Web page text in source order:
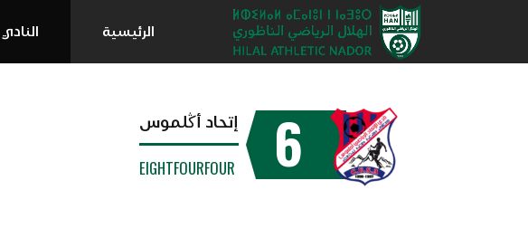
الرئيسية النادي
6 إتحاد أڭلموس
EIGHTFOURFOUR